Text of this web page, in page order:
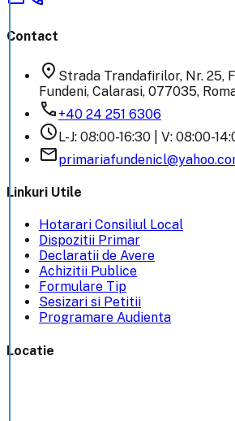
Contact
location_on Strada Trandafirilor, Nr. 25,
Fundeni, Calarasi, 077035,
phone+40 24 251 6306
scheduleL-J: 08:00-16:30 | V: 08:00-
email
Linkuri Utile
Hotarari Consiliul Local
Dispozitii Primar
Declaratii de Avere
Achizitii Publice
Formulare Tip
Sesizari si Petitii
Programare Audienta
Locatie